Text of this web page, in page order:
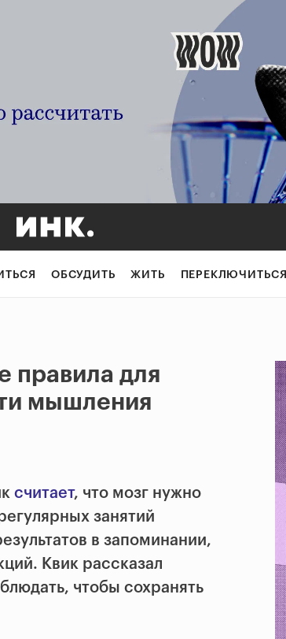
ОБСУДИТЬ ЖИТЬ ПЕРЕКЛЮЧИТЬСЯ
правила для
мышления
считает, что мозг нужно
занятий
в запоминании,
Квик рассказал
чтобы сохранять